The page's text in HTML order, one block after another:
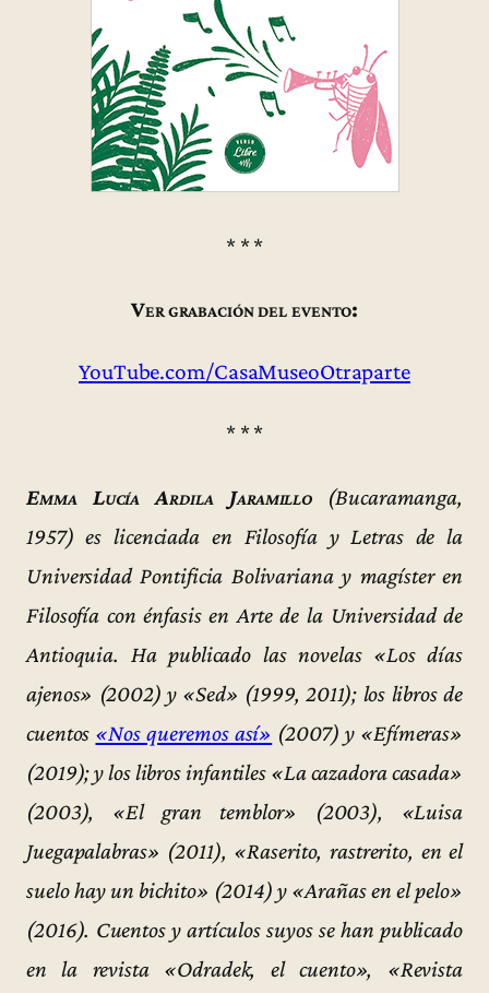
* * *
Ver grabación del evento:
YouTube.com/CasaMuseoOtraparte
* * *
Emma Lucía Ardila Jaramillo (Bucaramanga,
1957) es licenciada en Filosofía y Letras de la
Universidad Pontificia Bolivariana y magíster en
Filosofía con énfasis en Arte de la Universidad de
Antioquia. Ha publicado las novelas «Los días
ajenos» (2002) y «Sed» (1999, 2011); los libros de
cuentos «Nos queremos así» (2007) y «Efímeras»
(2019); y los libros infantiles «La cazadora casada»
(2003), «El gran temblor» (2003), «Luisa
Juegapalabras» (2011), «Raserito, rastrerito, en el
suelo hay un bichito» (2014) y «Arañas en el pelo»
(2016). Cuentos y artículos suyos se han publicado
en la revista «Odradek, el cuento», «Revista